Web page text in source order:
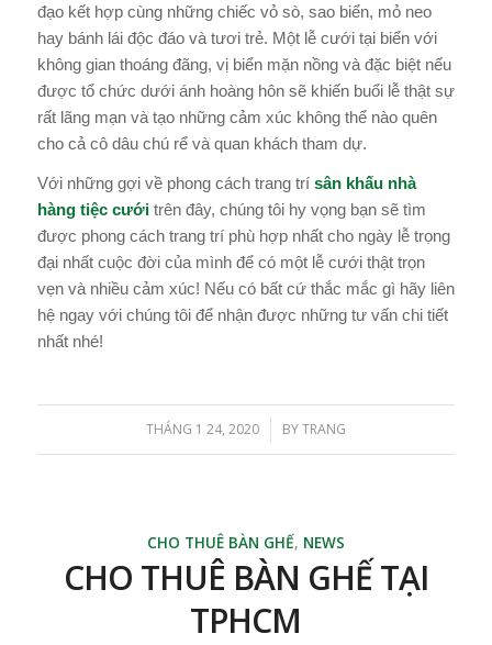
đạo kết hợp cùng những chiếc vỏ sò, sao biển, mỏ neo
hay bánh lái độc đáo và tươi trẻ. Một lễ cưới tại biển với
không gian thoáng đãng, vị biển mặn nồng và đặc biệt nếu
được tổ chức dưới ánh hoàng hôn sẽ khiến buổi lễ thật sự
rất lãng mạn và tạo những cảm xúc không thể nào quên
cho cả cô dâu chú rể và quan khách tham dự.
Với những gợi về phong cách trang trí sân khấu nhà
hàng tiệc cướitrên đây, chúng tôi hy vọng bạn sẽ tìm
được phong cách trang trí phù hợp nhất cho ngày lễ trọng
đại nhất cuộc đời của mình để có một lễ cưới thật trọn
vẹn và nhiều cảm xúc! Nếu có bất cứ thắc mắc gì hãy liên
hệ ngay với chúng tôi để nhận được những tư vấn chi tiết
nhất nhé!
THÁNG 1 24, 2020
/ BYTRANG
CHO THUÊ BÀN GHẾ, NEWS
CHO THUÊ BÀN GHẾ TẠI
TPHCM